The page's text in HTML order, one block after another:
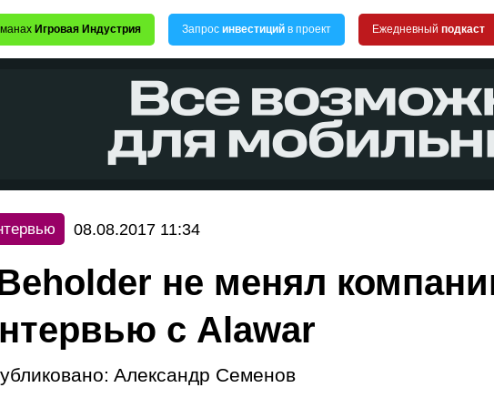
Игровая Индустрия Запрос инвестиций в проект Ежедневный подкаст
08.08.2017 11:34
не менял
с Alawar
Александр Семенов